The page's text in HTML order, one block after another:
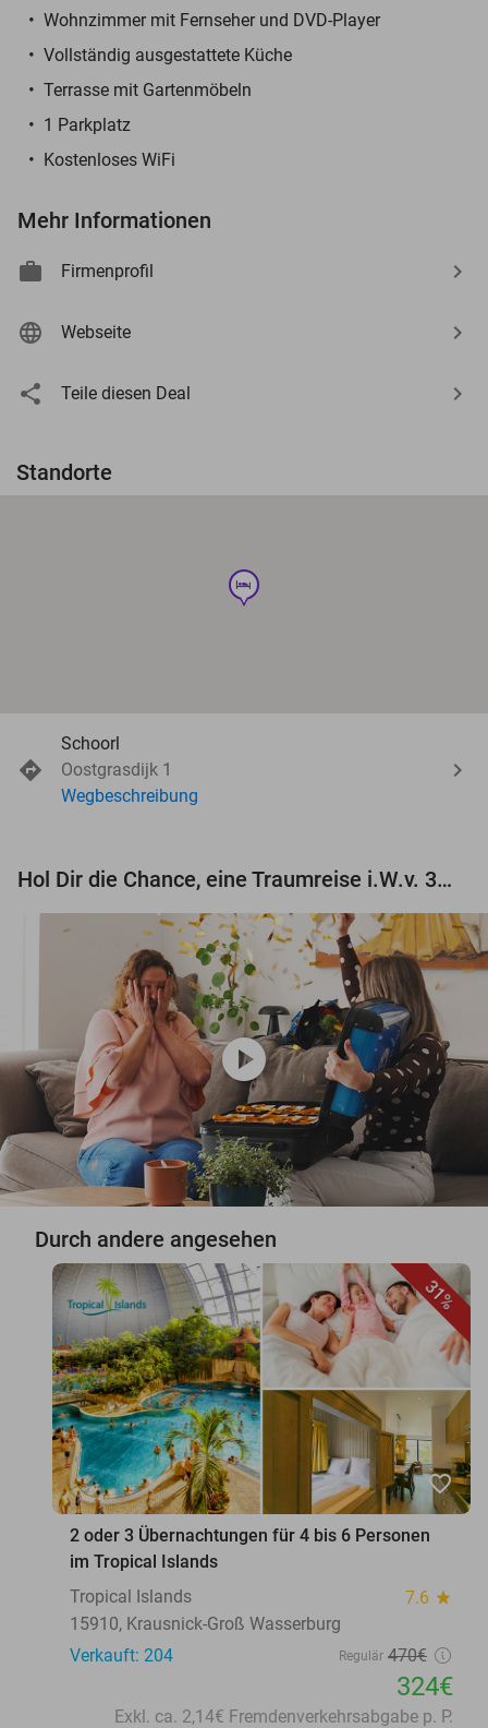
Wohnzimmer mit Fernseher und DVD-Player
Vollständig ausgestattete Küche
Terrasse mit Gartenmöbeln
1 Parkplatz
Kostenloses WiFi
Mehr Informationen
Firmenprofil
Webseite
Teile diesen Deal
Standorte
hotel
Schoorl
Oostgrasdijk 1
Wegbeschreibung
Hol Dir die Chance, eine Traumreise i.W.v. 3.000 € zu gewinnen!
play_circle
Durch andere angesehen
31%
favorite_border
2 oder 3 Übernachtungen für 4 bis 6 Personen
im Tropical Islands
Tropical Islands
7.6 star
15910, Krausnick-Groß Wasserburg
Verkauft: 204
Regulär 470€
324€
Exkl. ca. 2,14€ Fremdenverkehrsabgabe p. P.